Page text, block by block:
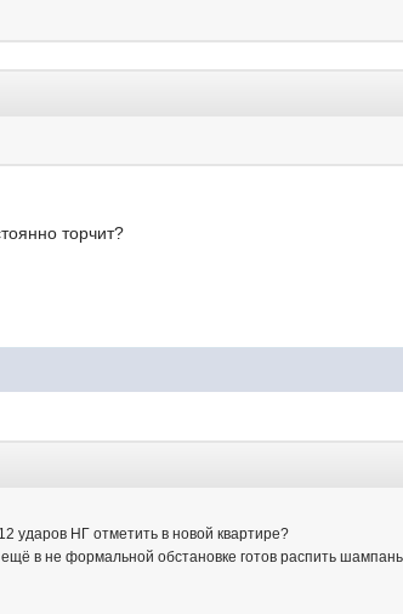
торчит?
ударов НГ отметить в новой квартире?
в не формальной обстановке готов распить шампань